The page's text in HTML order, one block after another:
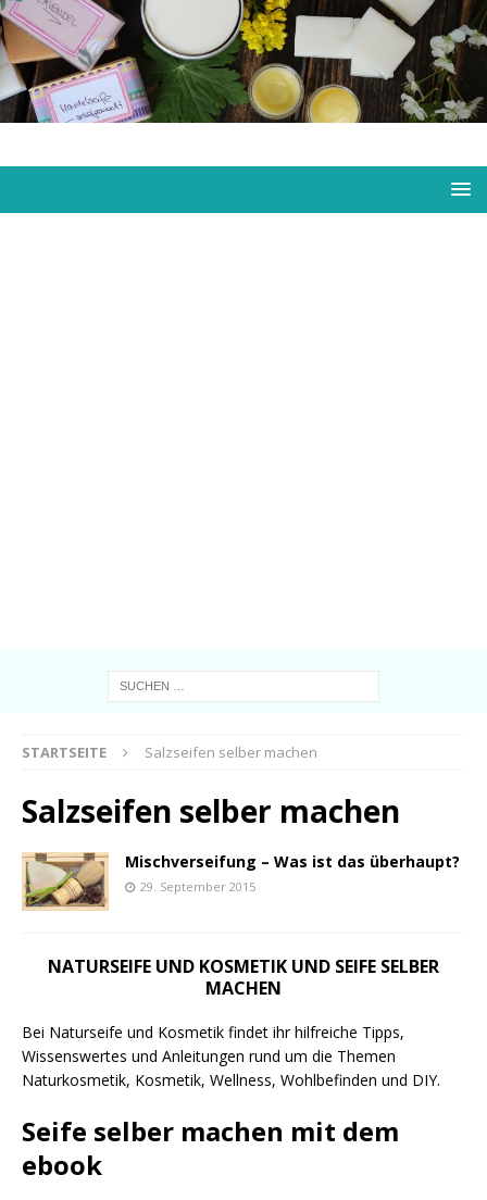
STARTSEITE Salzseifen selber machen
Salzseifen selber machen
Mischverseifung – Was ist das überhaupt?
29. September 2015
NATURSEIFE UND KOSMETIK UND SEIFE SELBER
MACHEN
Bei Naturseife und Kosmetik findet ihr hilfreiche Tipps,
Wissenswertes und Anleitungen rund um die Themen
Naturkosmetik, Kosmetik, Wellness, Wohlbefinden und DIY.
Seife selber machen mit dem
ebook